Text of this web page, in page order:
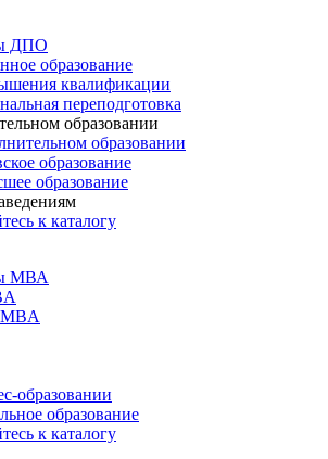
ДПО
образование
квалификации
переподготовка
образовании
образовании
образование
образование
к каталогу
МВА
MBA
образовании
образование
к каталогу